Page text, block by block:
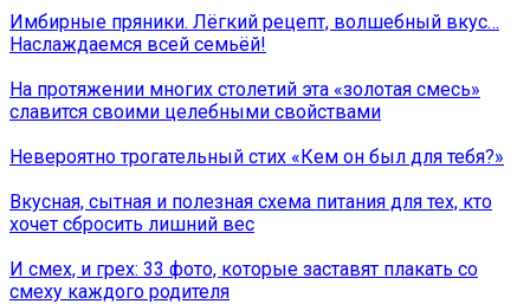
Имбирные пряники. Лёгкий рецепт, волшебный вкус…
Наслаждаемся всей семьёй!
На протяжении многих столетий эта «золотая смесь»
славится своими целебными свойствами
Невероятно трогательный стих «Кем он был для тебя?»
Вкусная, сытная и полезная схема питания для тех, кто
хочет сбросить лишний вес
И смех, и грех: 33 фото, которые заставят плакать со
смеху каждого родителя